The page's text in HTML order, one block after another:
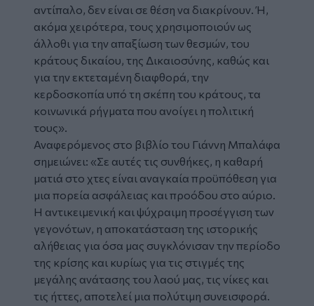
αντίπαλο, δεν είναι σε θέση να διακρίνουν. Ή,
ακόμα χειρότερα, τους χρησιμοποιούν ως
άλλοθι για την απαξίωση των θεσμών, του
κράτους δικαίου, της Δικαιοσύνης, καθώς και
για την εκτεταμένη διαφθορά, την
κερδοσκοπία υπό τη σκέπη του κράτους, τα
κοινωνικά ρήγματα που ανοίγει η πολιτική
τους».
Αναφερόμενος στο βιβλίο του Γιάννη Μπαλάφα
σημειώνει: «Σε αυτές τις συνθήκες, η καθαρή
ματιά στο χτες είναι αναγκαία προϋπόθεση για
μια πορεία ασφάλειας και προόδου στο αύριο.
Η αντικειμενική και ψύχραιμη προσέγγιση των
γεγονότων, η αποκατάσταση της ιστορικής
αλήθειας για όσα μας συγκλόνισαν την περίοδο
της κρίσης και κυρίως για τις στιγμές της
μεγάλης ανάτασης του λαού μας, τις νίκες και
τις ήττες, αποτελεί μια πολύτιμη συνεισφορά.